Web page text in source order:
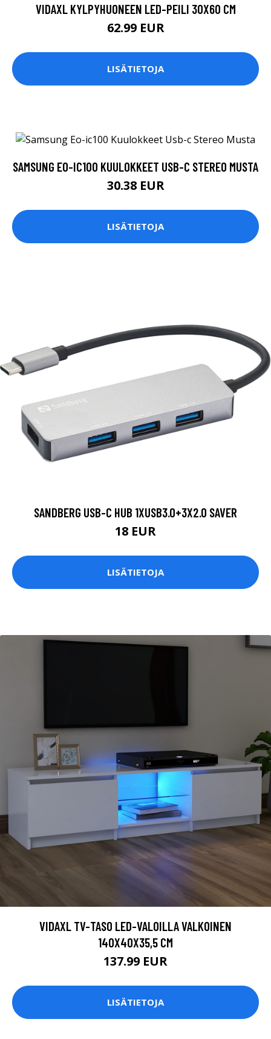
VIDAXL KYLPYHUONEEN LED-PEILI 30X60 CM
62.99 EUR
LISÄTIETOJA
SAMSUNG EO-IC100 KUULOKKEET USB-C STEREO MUSTA
30.38 EUR
LISÄTIETOJA
SANDBERG USB-C HUB 1XUSB3.0+3X2.0 SAVER
18 EUR
LISÄTIETOJA
VIDAXL TV-TASO LED-VALOILLA VALKOINEN
140X40X35,5 CM
137.99 EUR
LISÄTIETOJA